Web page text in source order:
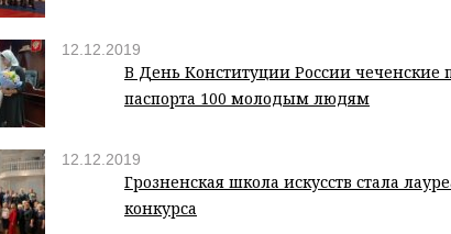
12.12.2019
В День Конституции России
паспорта 100 молодым людям
12.12.2019
Грозненская школа искусств стала
конкурса